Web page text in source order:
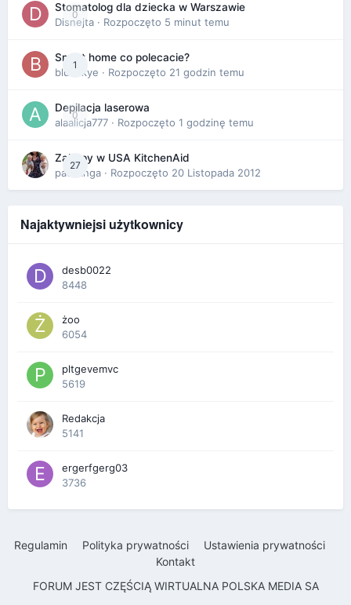
0
Stomatolog dla dziecka w Warszawie
Disnejta · Rozpoczęto 5 minut temu
1
Smart home co polecacie?
blueskye · Rozpoczęto 21 godzin temu
0
Depilacja laserowa
alaalicja777 · Rozpoczęto 1 godzinę temu
27
Zakupy w USA KitchenAid
paczanga · Rozpoczęto 20 Listopada 2012
Najaktywniejsi użytkownicy
desb0022
8448
żoo
6054
pltgevemvc
5619
Redakcja
5141
ergerfgerg03
3736
Regulamin Polityka prywatności
Ustawienia prywatności
Kontakt
FORUM JEST CZĘŚCIĄ WIRTUALNA POLSKA MEDIA SA